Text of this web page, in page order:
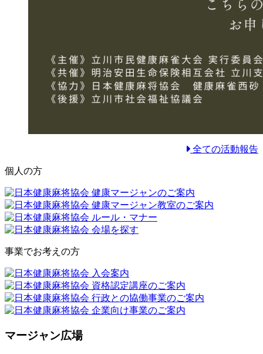
全ての活動報告
個人の方
事業でお考えの方
マージャン広場